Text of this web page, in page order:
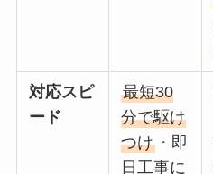
対応スピ
ード
最短30
分で駆け
つけ ・即
日工事に